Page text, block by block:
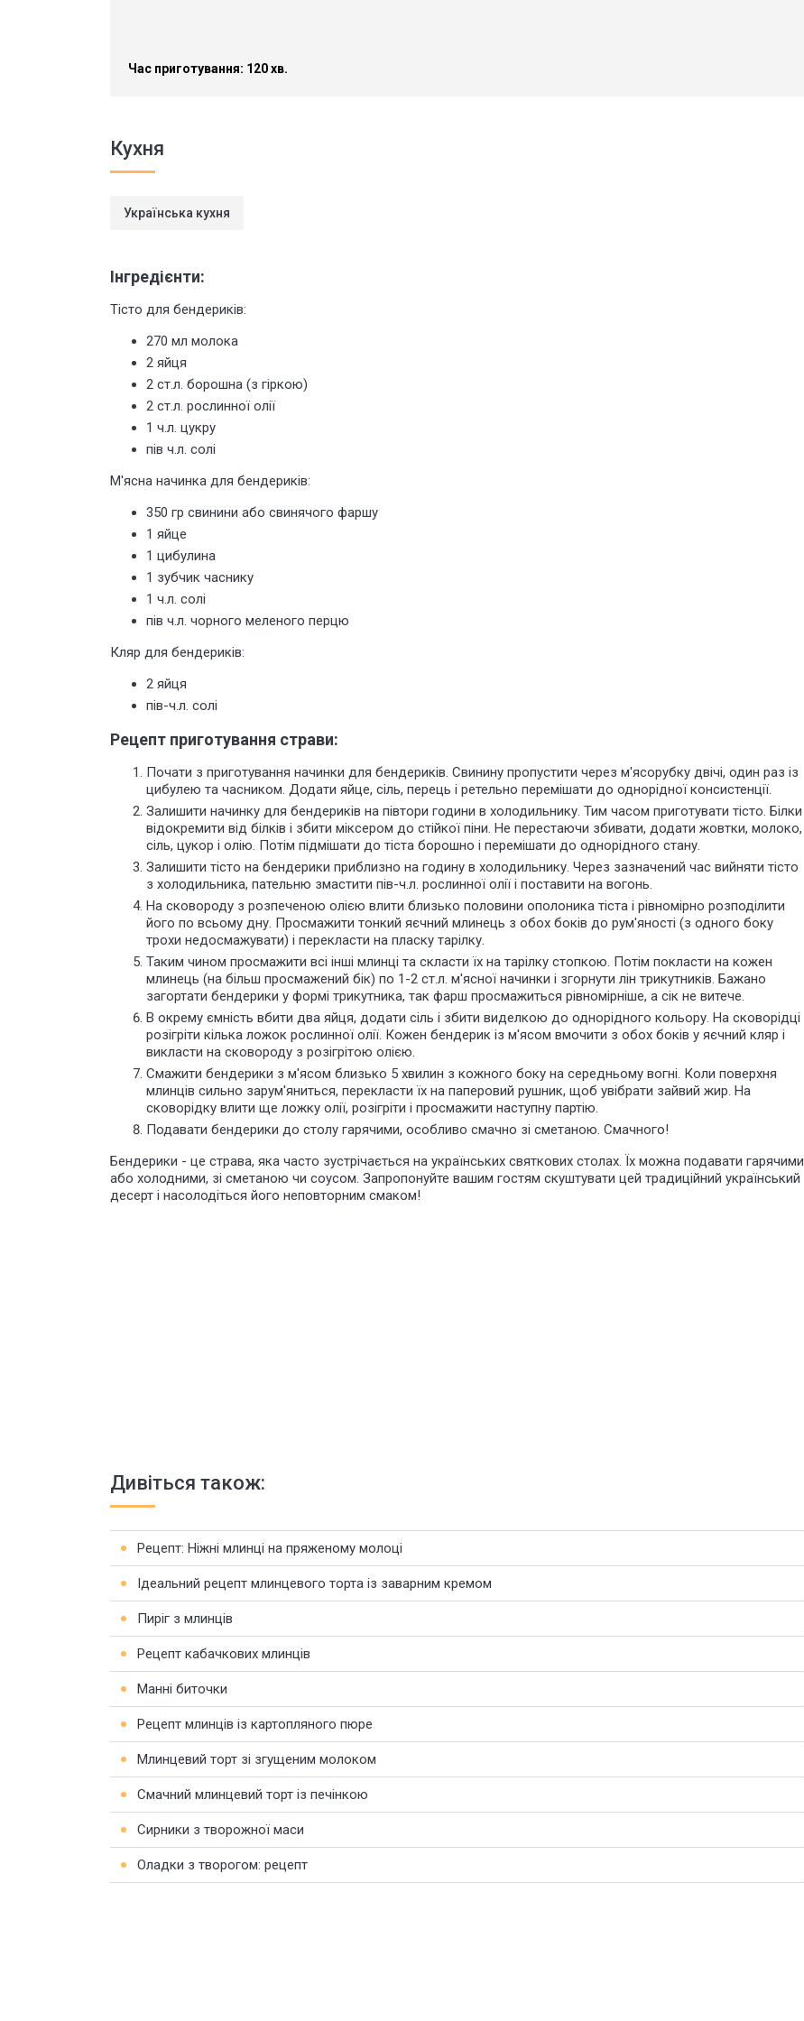
Час приготування: 120 хв.
Кухня
Українська кухня
Інгредієнти:
Тісто для бендериків:
270 мл молока
2 яйця
2 ст.л. борошна (з гіркою)
2 ст.л. рослинної олії
1 ч.л. цукру
пів ч.л. солі
М'ясна начинка для бендериків:
350 гр свинини або свинячого фаршу
1 яйце
1 цибулина
1 зубчик часнику
1 ч.л. солі
пів ч.л. чорного меленого перцю
Кляр для бендериків:
2 яйця
пів-ч.л. солі
Рецепт приготування страви:
Почати з приготування начинки для бендериків. Свинину пропустити через м'ясорубку двічі, один раз із
цибулею та часником. Додати яйце, сіль, перець і ретельно перемішати до однорідної консистенції.
Залишити начинку для бендериків на півтори години в холодильнику. Тим часом приготувати тісто. Білки
відокремити від білків і збити міксером до стійкої піни. Не перестаючи збивати, додати жовтки, молоко,
сіль, цукор і олію. Потім підмішати до тіста борошно і перемішати до однорідного стану.
Залишити тісто на бендерики приблизно на годину в холодильнику. Через зазначений час вийняти тісто
з холодильника, пательню змастити пів-ч.л. рослинної олії і поставити на вогонь.
На сковороду з розпеченою олією влити близько половини ополоника тіста і рівномірно розподілити
його по всьому дну. Просмажити тонкий яєчний млинець з обох боків до рум'яності (з одного боку
трохи недосмажувати) і перекласти на пласку тарілку.
Таким чином просмажити всі інші млинці та скласти їх на тарілку стопкою. Потім покласти на кожен
млинець (на більш просмажений бік) по 1-2 ст.л. м'ясної начинки і згорнути лін трикутників. Бажано
загортати бендерики у формі трикутника, так фарш просмажиться рівномірніше, а сік не витече.
В окрему ємність вбити два яйця, додати сіль і збити виделкою до однорідного кольору. На сковорідці
розігріти кілька ложок рослинної олії. Кожен бендерик із м'ясом вмочити з обох боків у яєчний кляр і
викласти на сковороду з розігрітою олією.
Смажити бендерики з м'ясом близько 5 хвилин з кожного боку на середньому вогні. Коли поверхня
млинців сильно зарум'яниться, перекласти їх на паперовий рушник, щоб увібрати зайвий жир. На
сковорідку влити ще ложку олії, розігріти і просмажити наступну партію.
Подавати бендерики до столу гарячими, особливо смачно зі сметаною. Смачного!
Бендерики - це страва, яка часто зустрічається на українських святкових столах. Їх можна подавати гарячими
або холодними, зі сметаною чи соусом. Запропонуйте вашим гостям скуштувати цей традиційний український
десерт і насолодіться його неповторним смаком!
Дивіться також:
Рецепт: Ніжні млинці на пряженому молоці
Ідеальний рецепт млинцевого торта із заварним кремом
Пиріг з млинців
Рецепт кабачкових млинців
Манні биточки
Рецепт млинців із картопляного пюре
Млинцевий торт зі згущеним молоком
Смачний млинцевий торт із печінкою
Сирники з творожної маси
Оладки з творогом: рецепт